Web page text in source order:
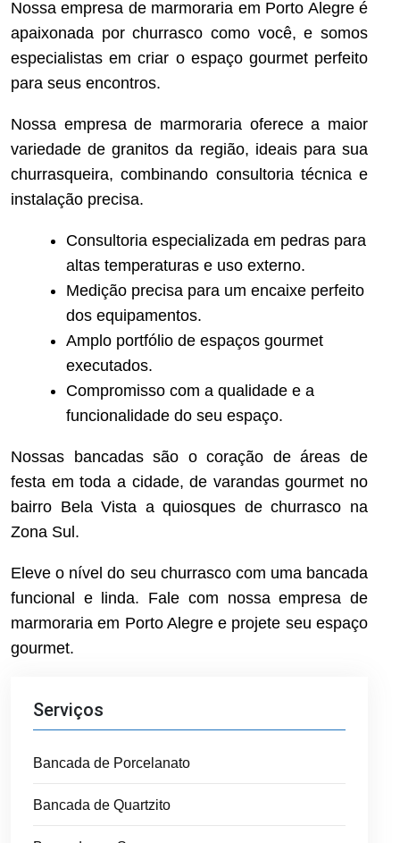
Serviços
Bancada de Porcelanato
Bancada de Quartzito
Nossa empresa de marmoraria em Porto Alegre é
apaixonada por churrasco como você, e somos
especialistas em criar o espaço gourmet perfeito
para seus encontros.
Nossa empresa de marmoraria oferece a maior
variedade de granitos da região, ideais para sua
churrasqueira, combinando consultoria técnica e
instalação precisa.
Consultoria especializada em pedras para
altas temperaturas e uso externo.
Medição precisa para um encaixe perfeito
dos equipamentos.
Amplo portfólio de espaços gourmet
executados.
Compromisso com a qualidade e a
funcionalidade do seu espaço.
Nossas bancadas são o coração de áreas de
festa em toda a cidade, de varandas gourmet no
bairro Bela Vista a quiosques de churrasco na
Zona Sul.
Eleve o nível do seu churrasco com uma bancada
funcional e linda. Fale com nossa empresa de
marmoraria em Porto Alegre e projete seu espaço
gourmet.